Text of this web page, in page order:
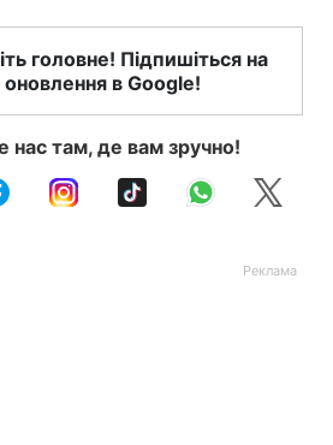
головне! Підпишіться на
оновлення в Google!
нас там, де вам зручно!